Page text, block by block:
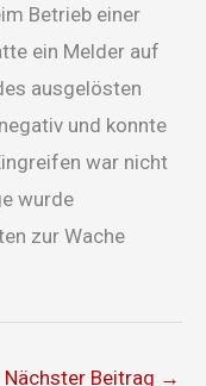
Betrieb einer
ein Melder auf
ausgelösten
und konnte
war nicht
wurde
zur Wache
Nächster Beitrag →